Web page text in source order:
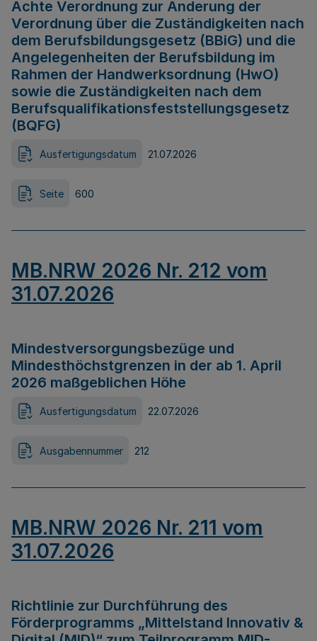
Achte Verordnung zur Änderung der
Verordnung über die Zuständigkeiten nach
dem Berufsbildungsgesetz (BBiG) und die
Angelegenheiten der Berufsbildung im
Rahmen der Handwerksordnung (HwO)
sowie die Zuständigkeiten nach dem
Berufsqualifikationsfeststellungsgesetz
(BQFG)
Ausfertigungsdatum 21.07.2026
Seite 600
MB.NRW 2026 Nr. 212 vom
31.07.2026
Mindestversorgungsbezüge und
Mindesthöchstgrenzen in der ab 1. April
2026 maßgeblichen Höhe
Ausfertigungsdatum 22.07.2026
Ausgabennummer 212
MB.NRW 2026 Nr. 211 vom
31.07.2026
Richtlinie zur Durchführung des
Förderprogramms „Mittelstand Innovativ &